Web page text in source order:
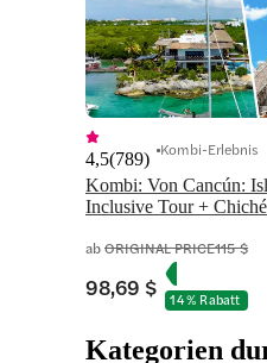
Kombi: Von Cancún:
Inclusive Tour +
4,5(789) Kombi-Erlebnis
abORIGINAL PRICE115 $
98,69 $ 14 % Rabatt
Kategorien